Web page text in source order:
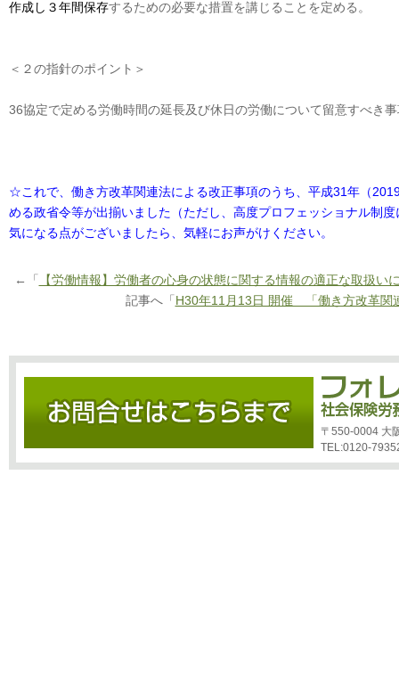
作成し３年間保存するための必要な措置を講じることを定める。
＜２の指針のポイント＞
36協定で定める労働時間の延長及び休日の労働について留意すべき
☆これで、働き方改革関連法による改正事項のうち、平成31年（
める政省令等が出揃いました（ただし、高度プロフェッショナル制
気になる点がございましたら、気軽にお声がけください。
←「
【労働情報】労働者の心身の状態に関する情報の適正な取扱い
記事へ「 H30年11月13日 開催 「働き方改革関
〒550-0004 大
TEL:0120-